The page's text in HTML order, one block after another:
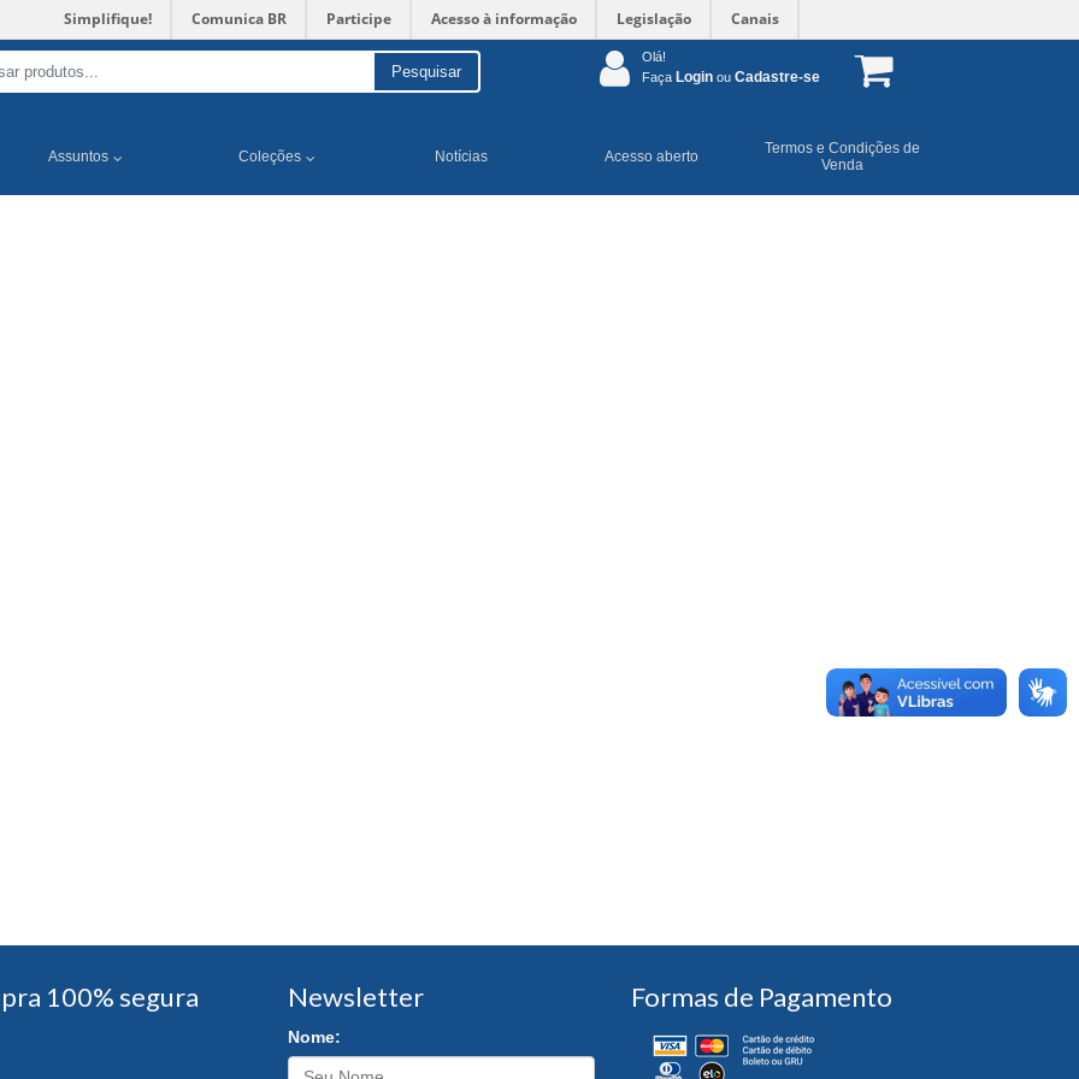
Simplifique! Comunica BR Participe Acesso à informação Legislação Canais
Pesquisar
Olá!
Faça Login ou Cadastre-se
Assuntos Coleções Notícias Acesso aberto
Termos e Condições de
Venda
100% segura Newsletter
Nome:
Formas de Pagamento